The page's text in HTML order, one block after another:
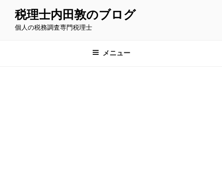
税理士内田敦のブログ
個人の税務調査専門税理士
メニュー